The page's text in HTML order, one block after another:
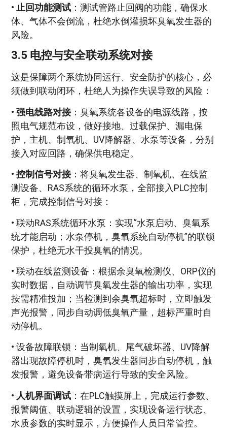
• 止回功能测试 ：测试管路止回阀的功能，确保水
体、气体不会倒流，杜绝水倒灌损坏臭氧发生器的
风险。
3.5 电控与安全联动系统对接
这是保障两个系统协同运行、安全防护的核心，必
须做到联动闭环，杜绝人为操作失误导致的风险：
• 强电线路对接：臭氧系统各设备的电源线路，按
照电气规范布设，做好接地、过载保护、漏电保
护，主机、制氧机、UV降解器、水泵等设备，分别
接入对应回路，确保供电稳定。
• 控制信号对接：将臭氧发生器、制氧机、在线监
测设备、RAS系统的循环水泵，全部接入PLC控制
柜，完成控制信号对接：
• 联动RAS系统循环水泵：实现“水泵启动、臭氧系
统才能启动；水泵停机，臭氧系统自动停机”的联锁
保护，杜绝无水干投臭氧的情况。
• 联动在线监测设备：根据余臭氧检测仪、ORP仪的
实时数据，自动调节臭氧发生器的输出功率，实现
按需精准投加；当检测到余臭氧超标时，立即触发
声光报警，同步自动调低臭氧产量，超标严重时自
动停机。
• 设备故障联锁：当制氧机、尾气破坏器、UV降解
器出现故障停机时，臭氧发生器同步自动停机，触
发报警，避免设备带病运行导致的安全风险。
• 人机界面调试 ：在PLC触摸屏上，完成运行参数、
报警阈值、联动逻辑的设置，实现设备运行状态、
水质参数的实时显示，方便操作人员日常管控。